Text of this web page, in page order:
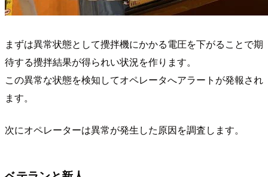
まずは異常状態として攪拌機にかかる電圧を下がることで期
待する攪拌結果が得られい状況を作ります。
この異常な状態を検知してオペレータへアラートが発報され
ます。
次にオペレーターは異常が発生した原因を調査します。